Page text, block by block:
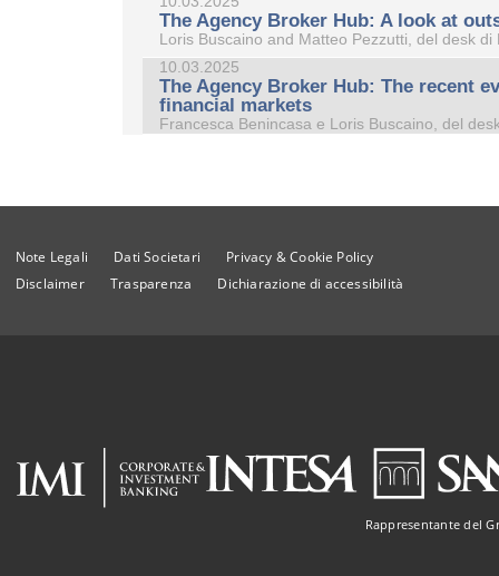
The Agency Broker Hub: A look at
Loris Buscaino and Matteo Pezzutti, del desk
10.03.2025
The Agency Broker Hub: The recent
financial markets
Francesca Benincasa e Loris Buscaino, del
Note Legali Dati Societari
Privacy & Cookie Policy
Disclaimer
Trasparenza Dichiarazione di accessibilità
Rappresentante del